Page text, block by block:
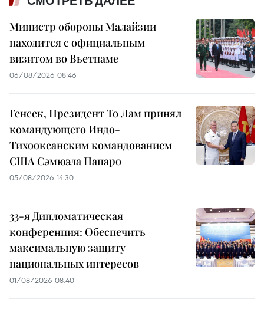
Министр обороны Малайзии
находится с официальным
визитом во Вьетнаме
06/08/2026 08:46
Генсек, Президент То Лам принял
командующего Индо-
Тихоокеанским командованием
США Сэмюэла Папаро
05/08/2026 14:30
33-я Дипломатическая
конференция: Обеспечить
максимальную защиту
национальных интересов
01/08/2026 08:40